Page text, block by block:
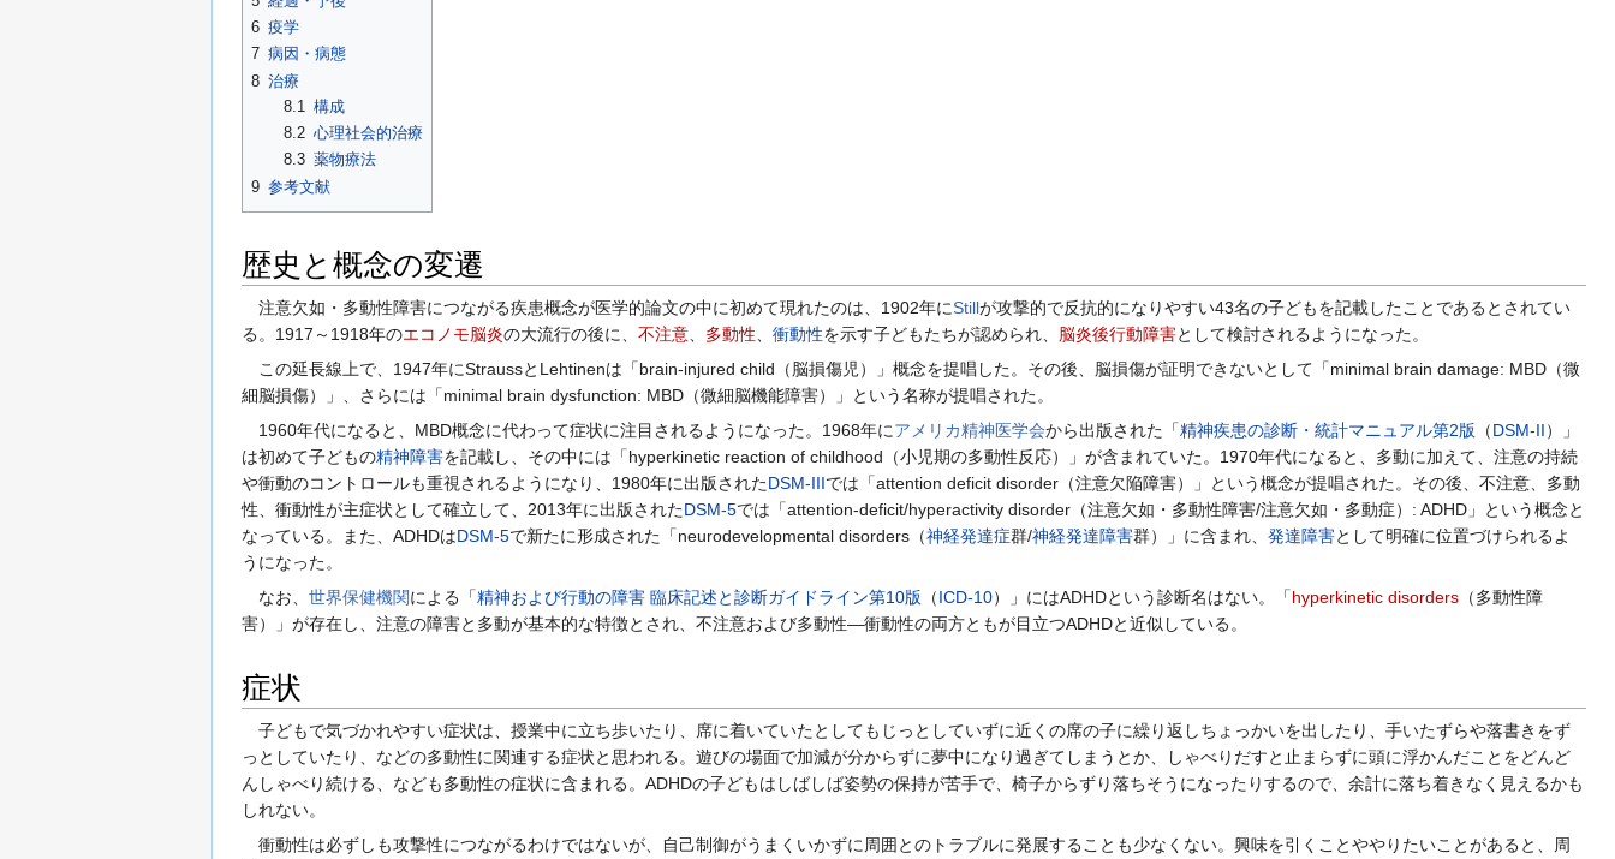
6 疫学
7 病因・病態
8 治療
8.1 構成
8.2 心理社会的治療
8.3 薬物療法
9 参考文献
歴史と概念の変遷
注意欠如・多動性障害につながる疾患概念が医学的論文の中に初めて現れたのは、1902年にStillが攻撃的で反抗的になりやすい43名の子どもを記載したことであるとされてい
る。1917～1918年のエコノモ脳炎の大流行の後に、 不注意 多動性 衝動性を示す子どもたちが認められ、 脳炎後行動障害として検討されるようになった。
この延長線上で、1947年にStraussとLehtinenは「brain-injured child（脳損傷児）」概念を提唱した。その後、脳損傷が証明できないとして「minimal brain damage: MBD（微
細脳損傷）」、さらには「minimal brain dysfunction: MBD（微細脳機能障害）」という名称が提唱された。
1960年代になると、MBD概念に代わって症状に注目されるようになった。1968年にアメリカ精神医学会から出版された「精神疾患の診断・統計マニュアル第2版 （DSM-II）」
は初めて子どもの精神障害を記載し、その中には「hyperkinetic reaction of childhood（小児期の多動性反応）」が含まれていた。1970年代になると、多動に加えて、注意の持続
や衝動のコントロールも重視されるようになり、1980年に出版されたDSM-IIIでは「attention deficit disorder（注意欠陥障害）」という概念が提唱された。その後、不注意、多動
性、衝動性が主症状として確立して、2013年に出版されたDSM-5では「attention-deficit/hyperactivity disorder（注意欠如・多動性障害/注意欠如・多動症）: ADHD」という概念と
なっている。また、ADHDはDSM-5で新たに形成された「neurodevelopmental disorders（神経発達症群/神経発達障害群）」に含まれ、 発達障害として明確に位置づけられるよ
うになった。
なお、 世界保健機関による「精神および行動の障害 臨床記述と診断ガイドライン第10版 （ICD-10）」にはADHDという診断名はない。「hyperkinetic disorders （多動性障
害）」が存在し、注意の障害と多動が基本的な特徴とされ、不注意および多動性―衝動性の両方ともが目立つADHDと近似している。
症状
子どもで気づかれやすい症状は、授業中に立ち歩いたり、席に着いていたとしてもじっとしていずに近くの席の子に繰り返しちょっかいを出したり、手いたずらや落書きをず
っとしていたり、などの多動性に関連する症状と思われる。遊びの場面で加減が分からずに夢中になり過ぎてしまうとか、しゃべりだすと止まらずに頭に浮かんだことをどんど
んしゃべり続ける、なども多動性の症状に含まれる。ADHDの子どもはしばしば姿勢の保持が苦手で、椅子からずり落ちそうになったりするので、余計に落ち着きなく見えるかも
しれない。
衝動性は必ずしも攻撃性につながるわけではないが、自己制御がうまくいかずに周囲とのトラブルに発展することも少なくない。興味を引くことややりたいことがあると、周